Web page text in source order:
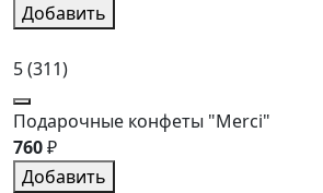
Добавить
5(311)
Подарочные конфеты "Merci"
760₽
Добавить